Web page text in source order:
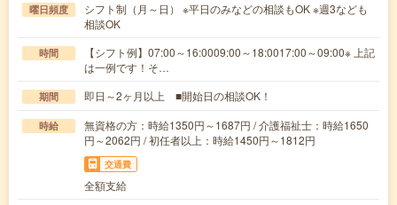
曜日頻度
シフト制（月～日） ※平日のみなどの相談もOK ※週3なども
相談OK
時間
【シフト例】07:00～16:0009:00～18:0017:00～09:00※ 上記
は一例です！そ…
期間 即日～2ヶ月以上 ■開始日の相談OK！
時給
無資格の方：時給1350円～1687円 / 介護福祉士：時給1650
円～2062円 / 初任者以上：時給1450円～1812円
交通費
全額支給